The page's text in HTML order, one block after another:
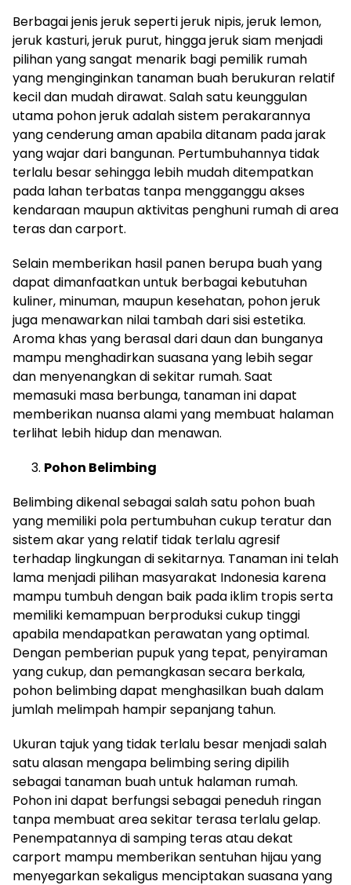
Berbagai jenis jeruk seperti jeruk nipis, jeruk lemon,
jeruk kasturi, jeruk purut, hingga jeruk siam menjadi
pilihan yang sangat menarik bagi pemilik rumah
yang menginginkan tanaman buah berukuran relatif
kecil dan mudah dirawat. Salah satu keunggulan
utama pohon jeruk adalah sistem perakarannya
yang cenderung aman apabila ditanam pada jarak
yang wajar dari bangunan. Pertumbuhannya tidak
terlalu besar sehingga lebih mudah ditempatkan
pada lahan terbatas tanpa mengganggu akses
kendaraan maupun aktivitas penghuni rumah di area
teras dan carport.
Selain memberikan hasil panen berupa buah yang
dapat dimanfaatkan untuk berbagai kebutuhan
kuliner, minuman, maupun kesehatan, pohon jeruk
juga menawarkan nilai tambah dari sisi estetika.
Aroma khas yang berasal dari daun dan bunganya
mampu menghadirkan suasana yang lebih segar
dan menyenangkan di sekitar rumah. Saat
memasuki masa berbunga, tanaman ini dapat
memberikan nuansa alami yang membuat halaman
terlihat lebih hidup dan menawan.
Pohon Belimbing
Belimbing dikenal sebagai salah satu pohon buah
yang memiliki pola pertumbuhan cukup teratur dan
sistem akar yang relatif tidak terlalu agresif
terhadap lingkungan di sekitarnya. Tanaman ini telah
lama menjadi pilihan masyarakat Indonesia karena
mampu tumbuh dengan baik pada iklim tropis serta
memiliki kemampuan berproduksi cukup tinggi
apabila mendapatkan perawatan yang optimal.
Dengan pemberian pupuk yang tepat, penyiraman
yang cukup, dan pemangkasan secara berkala,
pohon belimbing dapat menghasilkan buah dalam
jumlah melimpah hampir sepanjang tahun.
Ukuran tajuk yang tidak terlalu besar menjadi salah
satu alasan mengapa belimbing sering dipilih
sebagai tanaman buah untuk halaman rumah.
Pohon ini dapat berfungsi sebagai peneduh ringan
tanpa membuat area sekitar terasa terlalu gelap.
Penempatannya di samping teras atau dekat
carport mampu memberikan sentuhan hijau yang
menyegarkan sekaligus menciptakan suasana yang